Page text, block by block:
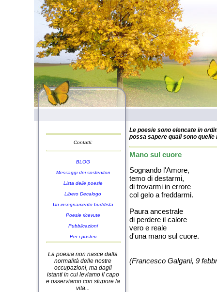
Contatti:
BLOG
Messaggi dei sostenitori
Lista delle poesie
Libero Decalogo
Un insegnamento buddista
Poesie ricevute
Pubblicazioni
Per i posteri
La poesia non nasce dalla
normalità delle nostre
occupazioni, ma dagli
istanti in cui leviamo il capo
e osserviamo con stupore la
vita...
Le poesie sono elencate in
possa sapere quali sono
Mano sul cuore
Sognando l'Amore,
temo di destarmi,
di trovarmi in errore
col gelo a freddarmi.
Paura ancestrale
di perdere il calore
vero e reale
d'una mano sul cuore.
(Francesco Galgani, 9